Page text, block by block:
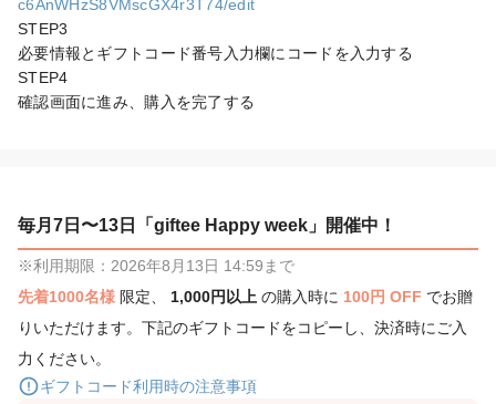
c6AnWHzS8VMscGX4r3T74/edit
STEP3
必要情報とギフトコード番号入力欄にコードを入力する
STEP4
確認画面に進み、購入を完了する
毎月7日〜13日「giftee Happy week」開催中！
※利用期限：2026年8月13日 14:59まで
先着1000名様 限定、 1,000円以上 の購入時に 100円 OFF でお贈
りいただけます。下記のギフトコードをコピーし、決済時にご入
力ください。
ギフトコード利用時の注意事項